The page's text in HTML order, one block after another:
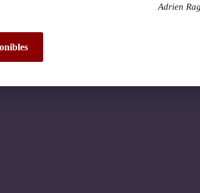
!
–
Adrien